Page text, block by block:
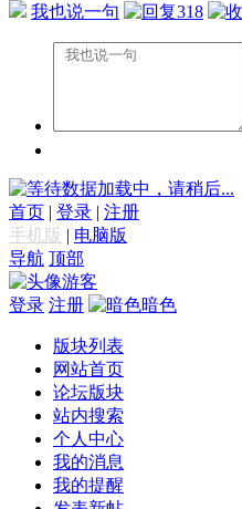
我也说一句 318
数据加载中，请稍后...
首页 | 登录 | 注册
手机版 | 电脑版
导航 顶部
游客
登录 注册 暗色
版块列表
网站首页
论坛版块
站内搜索
个人中心
我的消息
我的提醒